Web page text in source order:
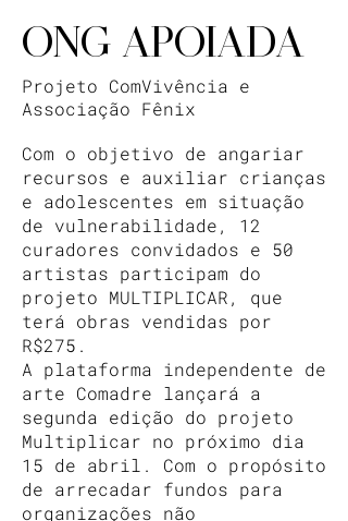
ONG APOIADA
Projeto ComVivência e
Associação Fênix
Com o objetivo de angariar
recursos e auxiliar crianças
e adolescentes em situação
de vulnerabilidade, 12
curadores convidados e 50
artistas participam do
projeto MULTIPLICAR, que
terá obras vendidas por
R$275.
A plataforma independente de
arte Comadre lançará a
segunda edição do projeto
Multiplicar no próximo dia
15 de abril. Com o propósito
de arrecadar fundos para
organizações não